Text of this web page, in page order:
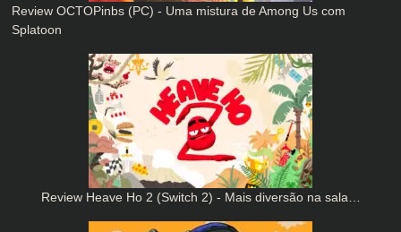
Review OCTOPinbs (PC) - Uma mistura de Among Us com
Splatoon
Review Heave Ho 2 (Switch 2) - Mais diversão na sala…